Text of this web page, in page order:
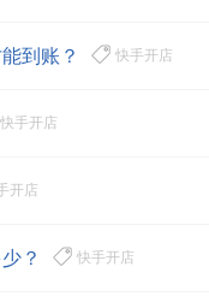
到账？ 快手开店
快手开店
开店
？ 快手开店